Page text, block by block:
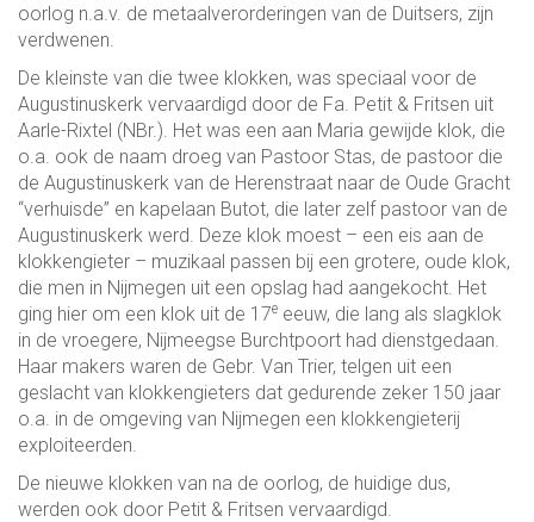
oorlog n.a.v. de metaalverorderingen van de Duitsers, zijn
verdwenen.
De kleinste van die twee klokken, was speciaal voor de
Augustinuskerk vervaardigd door de Fa. Petit & Fritsen uit
Aarle-Rixtel (NBr.). Het was een aan Maria gewijde klok, die
o.a. ook de naam droeg van Pastoor Stas, de pastoor die
de Augustinuskerk van de Herenstraat naar de Oude Gracht
“verhuisde” en kapelaan Butot, die later zelf pastoor van de
Augustinuskerk werd. Deze klok moest – een eis aan de
klokkengieter – muzikaal passen bij een grotere, oude klok,
die men in Nijmegen uit een opslag had aangekocht. Het
ging hier om een klok uit de 17e eeuw, die lang als slagklok
in de vroegere, Nijmeegse Burchtpoort had dienstgedaan.
Haar makers waren de Gebr. Van Trier, telgen uit een
geslacht van klokkengieters dat gedurende zeker 150 jaar
o.a. in de omgeving van Nijmegen een klokkengieterij
exploiteerden.
De nieuwe klokken van na de oorlog, de huidige dus,
werden ook door Petit & Fritsen vervaardigd.